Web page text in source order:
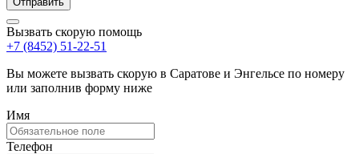
Вызвать скорую помощь
+7 (8452) 51-22-51
Вы можете вызвать скорую в Саратове и Энгельсе по номеру
или заполнив форму ниже
Имя
Телефон